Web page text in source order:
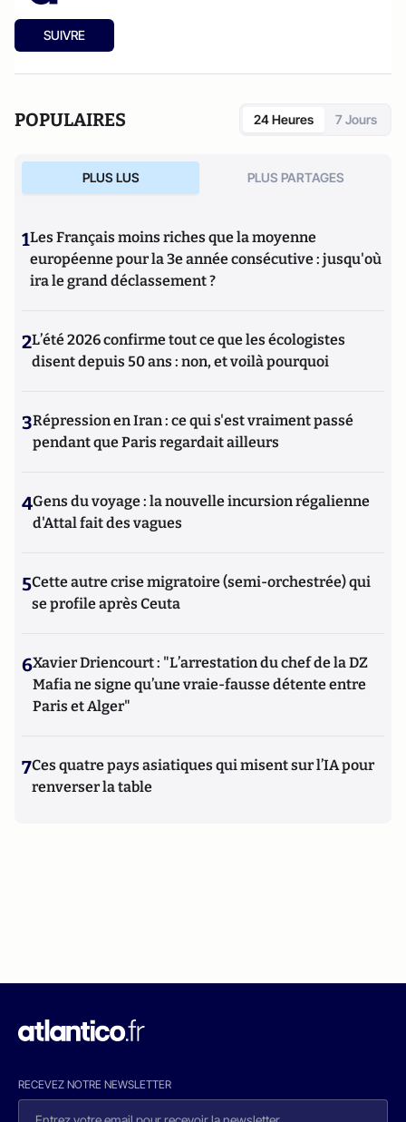
SUIVRE
POPULAIRES 24 Heures 7 Jours
PLUS LUS PLUS PARTAGES
1Les Français moins riches que la moyenne
européenne pour la 3e année consécutive : jusqu'où
ira le grand déclassement ?
2L’été 2026 confirme tout ce que les écologistes
disent depuis 50 ans : non, et voilà pourquoi
3Répression en Iran : ce qui s'est vraiment passé
pendant que Paris regardait ailleurs
4Gens du voyage : la nouvelle incursion régalienne
d'Attal fait des vagues
5Cette autre crise migratoire (semi-orchestrée) qui
se profile après Ceuta
6Xavier Driencourt : "L’arrestation du chef de la DZ
Mafia ne signe qu’une vraie-fausse détente entre
Paris et Alger"
7Ces quatre pays asiatiques qui misent sur l’IA pour
renverser la table
RECEVEZ NOTRE NEWSLETTER